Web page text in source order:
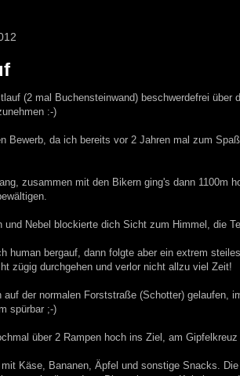
(2 mal Buchensteinwand) beschwerdefrei
:-)
Bewerb, da ich bereits vor 2 Jahren mal zum
zusammen mit den Bikern ging's dann 1100m
Nebel blockierte dich Sicht zum Himmel, die
human bergauf, dann folgte aber ein extrem
zügig durchgehen und verlor nicht allzu viel Zeit!
auf der normalen Forststraße (Schotter) gelaufen,
spürbar ;-)
über 2 Rampen hoch ins Ziel, am
Käse, Bananen, Äpfel und sonstige Snacks.